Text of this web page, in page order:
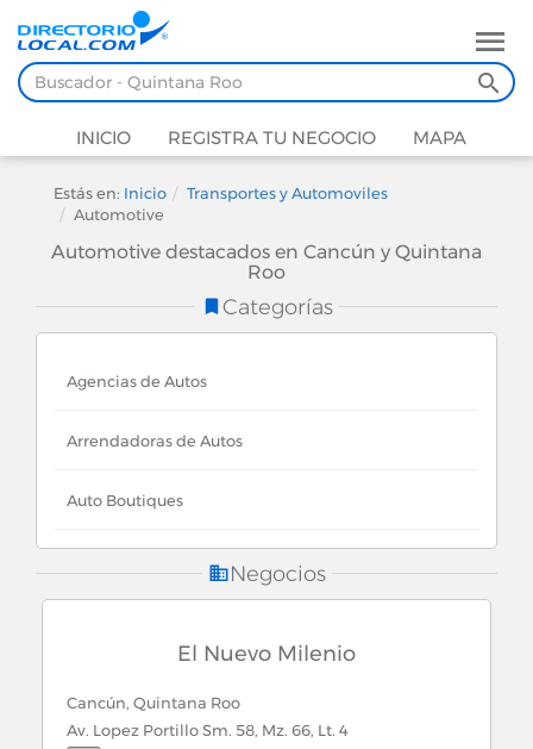
INICIO REGISTRA TU NEGOCIO MAPA
Estás en: Inicio
Transportes y Automoviles
Automotive
Automotive destacados en Cancún y Quintana
Roo
Categorías
Agencias de Autos
Arrendadoras de Autos
Auto Boutiques
Talleres Automotrices
Negocios
El Nuevo Milenio
Cancún, Quintana Roo
Av. Lopez Portillo Sm. 58, Mz. 66, Lt. 4